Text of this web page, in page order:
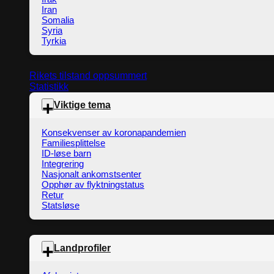
Iran
Somalia
Syria
Tyrkia
Rikets tilstand oppsummert
Statistikk
Viktige tema
Konsekvenser av koronapandemien
Familiesplittelse
ID-løse barn
Integrering
Nasjonalt ankomstsenter
Opphør av flyktningstatus
Retur
Statsløse
Landprofiler